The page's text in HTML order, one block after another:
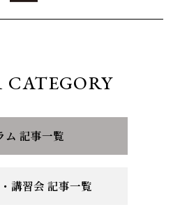
CATEGORY
ム 記事一覧
講習会 記事一覧